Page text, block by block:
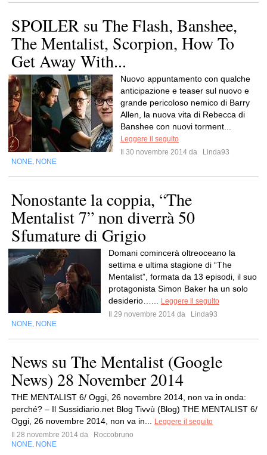
SPOILER su The Flash, Banshee,
The Mentalist, Scorpion, How To
Get Away With...
Nuovo appuntamento con qualche
anticipazione e teaser sul nuovo e
grande pericoloso nemico di Barry
Allen, la nuova vita di Rebecca di
Banshee con nuovi torment...
Leggere il seguito
Il 30 novembre 2014 da
Linda93
NONE NONE
Nonostante la coppia, “The
Mentalist 7” non diverrà 50
Sfumature di Grigio
Domani comincerà oltreoceano la
settima e ultima stagione di “The
Mentalist”, formata da 13 episodi, il suo
protagonista Simon Baker ha un solo
desiderio…...
Leggere il seguito
Il 29 novembre 2014 da
Linda93
NONE NONE
News su The Mentalist (Google
News) 28 November 2014
THE MENTALIST 6/ Oggi, 26 novembre 2014, non va in onda:
perché? – Il Sussidiario.net Blog Tivvù (Blog) THE MENTALIST 6/
Oggi, 26 novembre 2014, non va in...
Leggere il seguito
Il 28 novembre 2014 da
Roccobruno
NONE NONE